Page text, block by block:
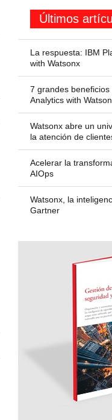
Últimos
La respuesta: IBM
with Watsonx
7 grandes
Analytics with Watson
Watsonx abre un
la atención de
Acelerar la
AIOps
Watsonx, la
Gartner